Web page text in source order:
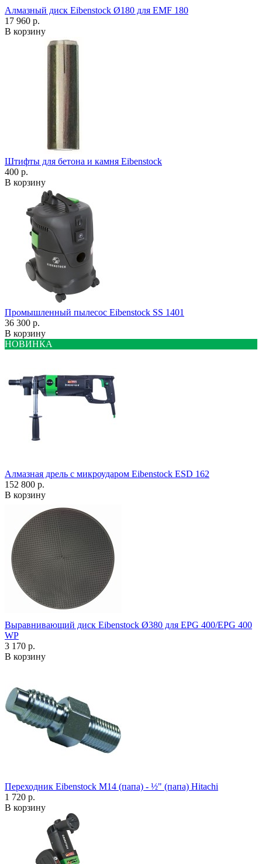
Алмазный диск Eibenstock Ø180 для EMF 180
17 960 р.
В корзину
Штифты для бетона и камня Eibenstock
400 р.
В корзину
Промышленный пылесос Eibenstock SS 1401
36 300 р.
В корзину
НОВИНКА
Алмазная дрель с микроударом Eibenstock ESD 162
152 800 р.
В корзину
Выравнивающий диск Eibenstock Ø380 для EPG 400/EPG 400
WP
3 170 р.
В корзину
Переходник Eibenstock M14 (папа) - ½" (папа) Hitachi
1 720 р.
В корзину